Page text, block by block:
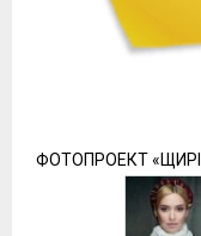
ФОТОПРОЕКТ